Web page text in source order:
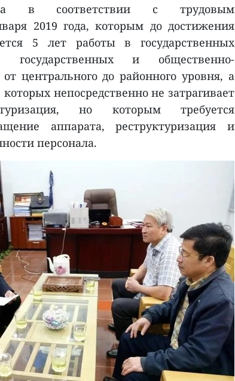
в соответствии с трудовым
2019 года, которым до достижения
5 лет работы в государственных
государственных и общественно-
центрального до районного уровня, а
непосредственно не затрагивает
но которым требуется
аппарата, реструктуризация и
персонала.